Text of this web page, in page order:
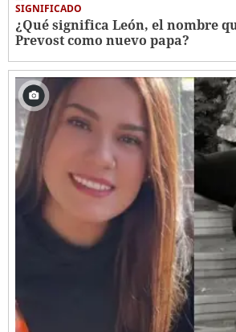
SIGNIFICADO
¿Qué significa León, el nombre
Prevost como nuevo papa?